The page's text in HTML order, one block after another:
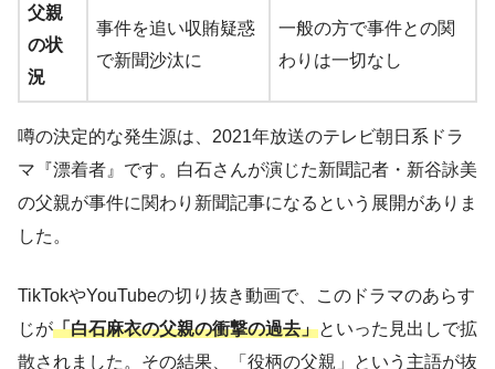
父親
の状
況
事件を追い収賄疑惑
で新聞沙汰に
一般の方で事件との関
わりは一切なし
噂の決定的な発生源は、2021年放送のテレビ朝日系ドラ
マ『漂着者』です。白石さんが演じた新聞記者・新谷詠美
の父親が事件に関わり新聞記事になるという展開がありま
した。
TikTokやYouTubeの切り抜き動画で、このドラマのあらす
じが「白石麻衣の父親の衝撃の過去」といった見出しで拡
散されました。その結果、「役柄の父親」という主語が抜